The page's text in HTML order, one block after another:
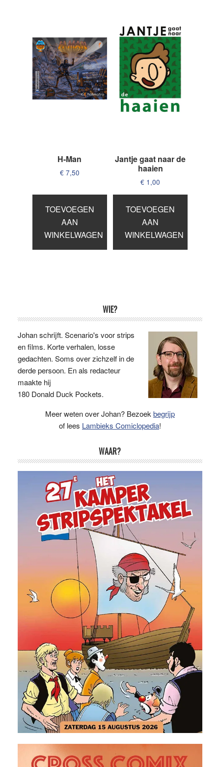
H-Man
€7,50
TOEVOEGEN
AAN
WINKELWAGEN
Jantje gaat naar de
haaien
€ 1,00
TOEVOEGEN
AAN
WINKELWAGEN
Sidebar
WIE?
Johan schrijft. Scenario's voor strips
en films. Korte verhalen, losse
gedachten. Soms over zichzelf in de
derde persoon. En als redacteur
maakte hij
180 Donald Duck Pockets.
Meer weten over Johan? Bezoek begrijp
of lees Lambieks Comiclopedia!
WAAR?